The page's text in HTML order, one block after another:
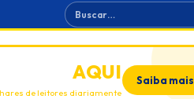
Buscar
AQUI
de leitores diariamente
Saiba mais